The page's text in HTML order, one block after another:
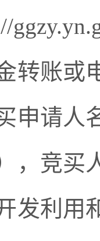
转账或
申请人
，竞买
发利用